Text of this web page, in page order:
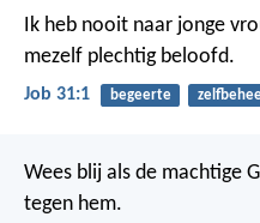
Ik heb nooit naar jonge
mezelf plechtig beloofd.
Job 31:1 begeerte
Wees blij als de machtige
tegen hem.